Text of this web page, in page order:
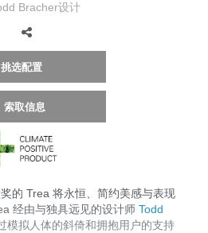
Bracher设计
挑选配置
索取信息
的 Trea 将永恒、简约美感与表现
经由与独具远见的设计师 Todd
模拟人体的斜倚和拥抱用户的支持